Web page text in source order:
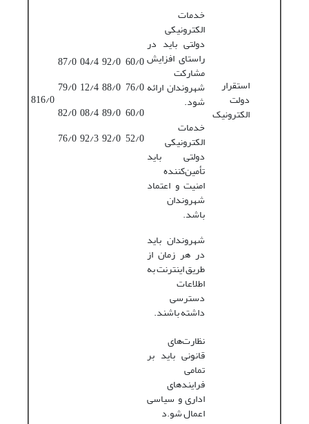
استقرار
دولت
الکترونیک
خدمات
الکترونیکی
دولتی باید در
راستای افزایش
مشارکت
شهروندان ارائه
شود.
خدمات
الکترونیکی
دولتی باید
تأمین‌کننده
امنیت و اعتماد
شهروندان
باشد.
شهروندان باید
در هر زمان از
طریق اینترنت به
اطلاعات
دسترسی
داشته باشند.
60/0
76/0
60/0
52/0
92/0
88/0
89/0
92/0
04/4
12/4
08/4
92/3
87/0
79/0
82/0
76/0
816/0
نظارت‌های
قانونی باید بر
تمامی
فرایندهای
اداری و سیاسی
اعمال شو.د